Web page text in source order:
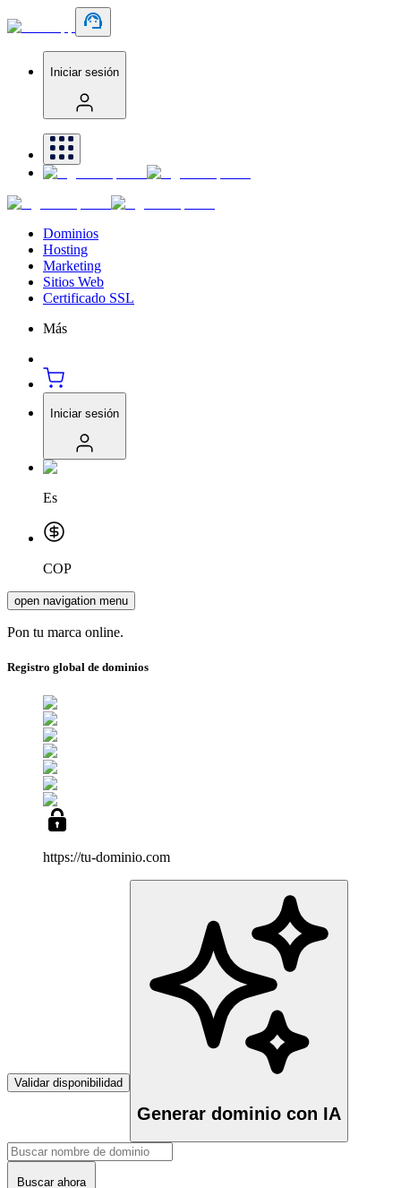
Iniciar sesión
Dominios
Hosting
Marketing
Sitios Web
Certificado SSL
Más
Iniciar sesión
Es
COP
open navigation menu
Pon tu marca online.
Registro global de dominios
https://tu-dominio.com
Validar disponibilidad
Generar dominio con IA
Buscar ahora